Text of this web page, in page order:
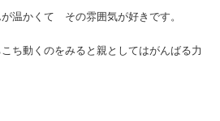
温かくて その雰囲気が好きです。
ち動くのをみると親としてはがんばる力